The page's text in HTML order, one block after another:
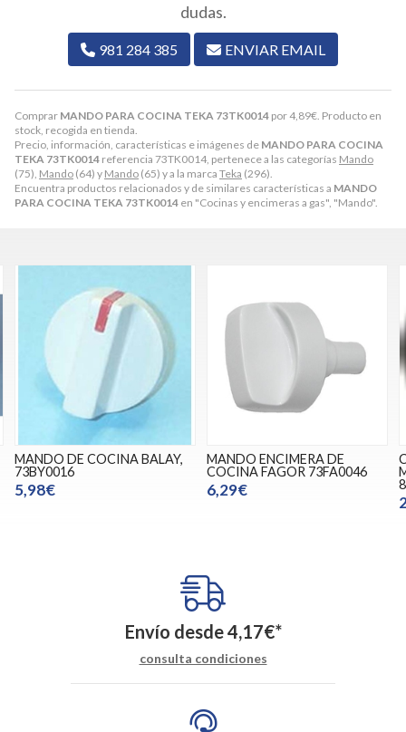
Comprar MANDO PARA COCINA TEKA 73TK0014 por4,89€ . Producto en
stock, recogida en tienda.
Precio, información, características e imágenes de MANDO PARA COCINA
TEKA 73TK0014 referencia 73TK0014, pertenece a las categorías Mando
(75), Mando (64) y Mando (65) y a la marca Teka (296).
Encuentra productos relacionados y de similares características a MANDO
PARA COCINA TEKA 73TK0014 en "Cocinas y encimeras a gas", "Mando".
dudas.
981 284 385 ENVIAR EMAIL
MANDO DE COCINA BALAY,
73BY0016
5,98€
MANDO ENCIMERA DE
COCINA FAGOR 73FA0046
6,29€
Envío desde4,17€*
consulta condiciones